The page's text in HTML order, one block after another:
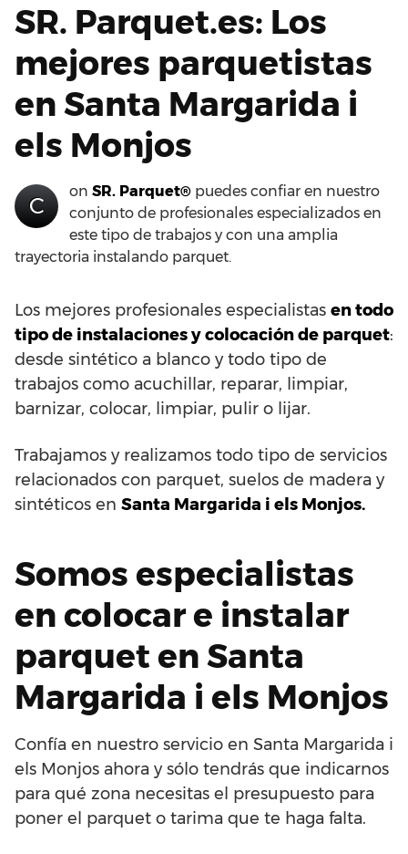
SR. Parquet.es: Los
mejores parquetistas
en Santa Margarida i
els Monjos
C
on SR. Parquet® puedes confiar en nuestro
conjunto de profesionales especializados en
este tipo de trabajos y con una amplia
trayectoria instalando parquet.
Los mejores profesionales especialistas en todo
tipo de instalaciones y colocación de parquet:
desde sintético a blanco y todo tipo de
trabajos como acuchillar, reparar, limpiar,
barnizar, colocar, limpiar, pulir o lijar.
Trabajamos y realizamos todo tipo de servicios
relacionados con parquet, suelos de madera y
sintéticos en Santa Margarida i els Monjos.
Somos especialistas
en colocar e instalar
parquet en Santa
Margarida i els Monjos
Confía en nuestro servicio en Santa Margarida i
els Monjos ahora y sólo tendrás que indicarnos
para qué zona necesitas el presupuesto para
poner el parquet o tarima que te haga falta.